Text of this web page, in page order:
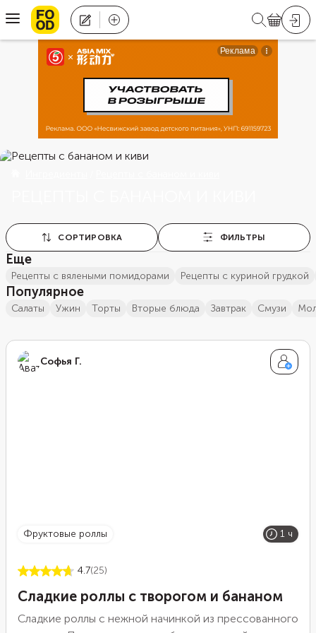
СОРТИРОВКА ФИЛЬТРЫ
Еще
рецепты с вялеными помидорами рецепты с куриной грудкой
Популярное
салаты ужин торты вторые блюда завтрак смузи
Софья Г.
фруктовые роллы 1 ч
4.7(25)
Сладкие роллы с творогом и бананом
Сладкие роллы с нежной начинкой из прессованного